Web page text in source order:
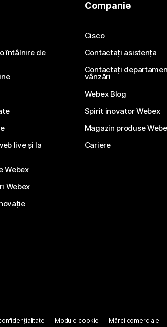
întâlnire de
live și la
Webex
Webex
Companie
Cisco
Contactați asistența
Contactați
vânzări
Webex Blog
Spirit inovator Webex
Magazin produse
Cariere
Module cookie Mărci comerciale